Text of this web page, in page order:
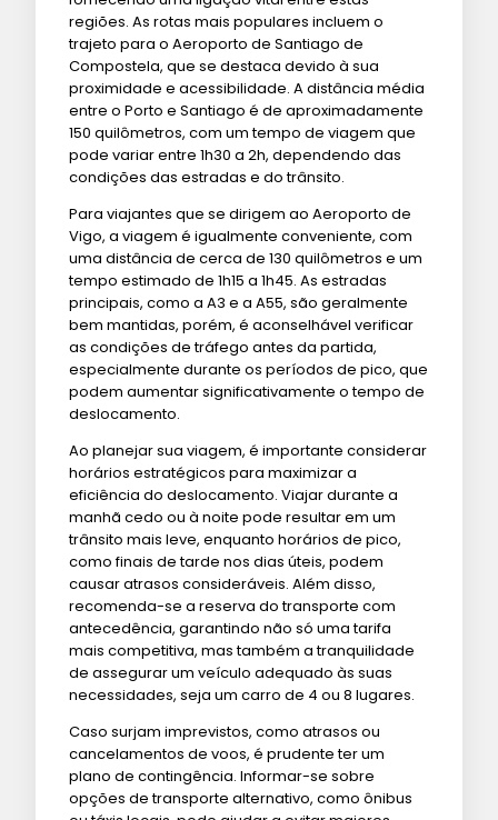
regiões. As rotas mais populares incluem o
trajeto para o Aeroporto de Santiago de
Compostela, que se destaca devido à sua
proximidade e acessibilidade. A distância média
entre o Porto e Santiago é de aproximadamente
150 quilômetros, com um tempo de viagem que
pode variar entre 1h30 a 2h, dependendo das
condições das estradas e do trânsito.
Para viajantes que se dirigem ao Aeroporto de
Vigo, a viagem é igualmente conveniente, com
uma distância de cerca de 130 quilômetros e um
tempo estimado de 1h15 a 1h45. As estradas
principais, como a A3 e a A55, são geralmente
bem mantidas, porém, é aconselhável verificar
as condições de tráfego antes da partida,
especialmente durante os períodos de pico, que
podem aumentar significativamente o tempo de
deslocamento.
Ao planejar sua viagem, é importante considerar
horários estratégicos para maximizar a
eficiência do deslocamento. Viajar durante a
manhã cedo ou à noite pode resultar em um
trânsito mais leve, enquanto horários de pico,
como finais de tarde nos dias úteis, podem
causar atrasos consideráveis. Além disso,
recomenda-se a reserva do transporte com
antecedência, garantindo não só uma tarifa
mais competitiva, mas também a tranquilidade
de assegurar um veículo adequado às suas
necessidades, seja um carro de 4 ou 8 lugares.
Caso surjam imprevistos, como atrasos ou
cancelamentos de voos, é prudente ter um
plano de contingência. Informar-se sobre
opções de transporte alternativo, como ônibus